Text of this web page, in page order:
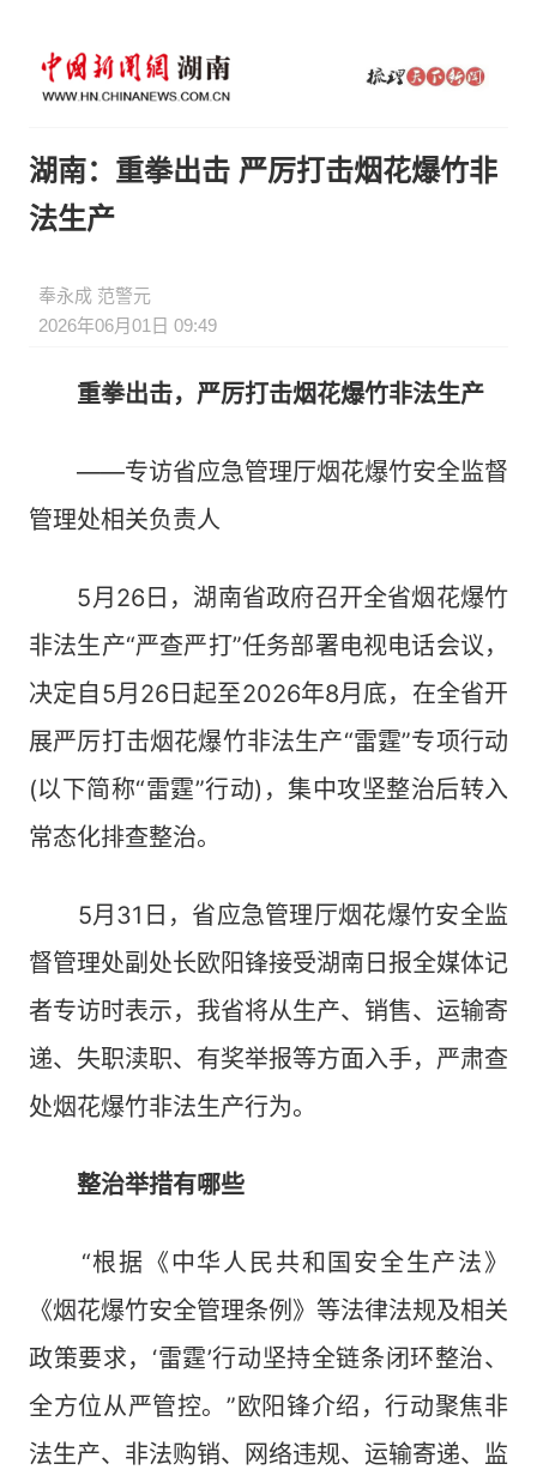
湖南：重拳出击 严厉打击烟花爆竹非
法生产
奉永成 范警元
2026年06月01日 09:49
重拳出击，严厉打击烟花爆竹非法生产
——专访省应急管理厅烟花爆竹安全监督
管理处相关负责人
5月26日，湖南省政府召开全省烟花爆竹
非法生产“严查严打”任务部署电视电话会议，
决定自5月26日起至2026年8月底，在全省开
展严厉打击烟花爆竹非法生产“雷霆”专项行动
(以下简称“雷霆”行动)，集中攻坚整治后转入
常态化排查整治。
5月31日，省应急管理厅烟花爆竹安全监
督管理处副处长欧阳锋接受湖南日报全媒体记
者专访时表示，我省将从生产、销售、运输寄
递、失职渎职、有奖举报等方面入手，严肃查
处烟花爆竹非法生产行为。
整治举措有哪些
“根据《中华人民共和国安全生产法》
《烟花爆竹安全管理条例》等法律法规及相关
政策要求，‘雷霆’行动坚持全链条闭环整治、
全方位从严管控。”欧阳锋介绍，行动聚焦非
法生产、非法购销、网络违规、运输寄递、监